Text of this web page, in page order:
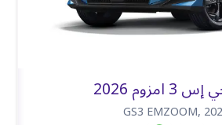
2026
GS3 EMZOOM,